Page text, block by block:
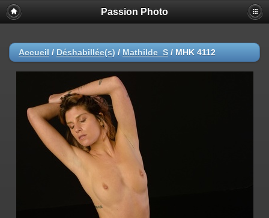
Passion Photo
Accueil / Déshabillée(s) / Mathilde_S / MHK 4112